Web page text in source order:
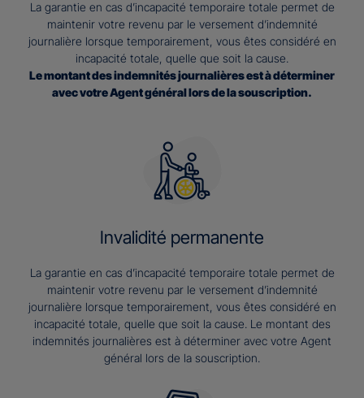
La garantie en cas d’incapacité temporaire totale permet de
maintenir votre revenu par le versement d’indemnité
journalière lorsque temporairement, vous êtes considéré en
incapacité totale, quelle que soit la cause.
Le montant des indemnités journalières est à déterminer
avec votre Agent général lors de la souscription.
Invalidité permanente
La garantie en cas d’incapacité temporaire totale permet de
maintenir votre revenu par le versement d’indemnité
journalière lorsque temporairement, vous êtes considéré en
incapacité totale, quelle que soit la cause. Le montant des
indemnités journalières est à déterminer avec votre Agent
général lors de la souscription.